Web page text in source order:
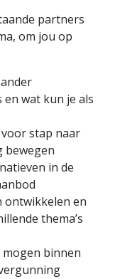
partners
om jou op
wat kun je als
stap naar
bewegen
in de
ontwikkelen en
thema’s
mogen binnen